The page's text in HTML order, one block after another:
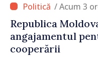
/ Acum 3
Republica
angajamentul
cooperării